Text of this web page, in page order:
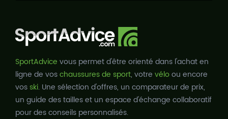
SportAdvice vous permet d'être orienté dans l'achat en
ligne de voschaussures de sport, votre véloou encore
vosski. Une sélection d'offres, un comparateur de prix,
un guide des tailles et un espace d'échange collaboratif
pour des conseils personnalisés.